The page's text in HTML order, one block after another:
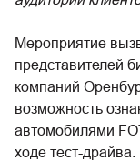
Мероприятие
представителей
компаний
возможность
автомобилями
ходе тест-драйва.